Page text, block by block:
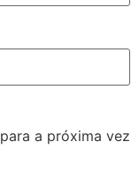
a próxima vez